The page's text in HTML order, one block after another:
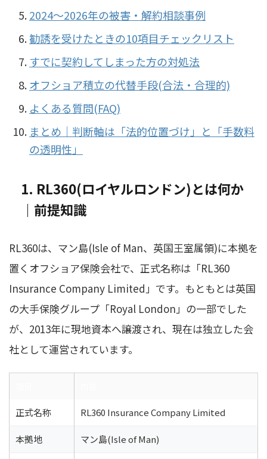
2024〜2026年の被害・解約相談事例
勧誘を受けたときの10項目チェックリスト
すでに契約してしまった方の対処法
オフショア積立の代替手段(合法・合理的)
よくある質問(FAQ)
まとめ｜判断軸は「法的位置づけ」と「手数料
の透明性」
1. RL360(ロイヤルロンドン)とは何か
｜前提知識
RL360は、マン島(Isle of Man、英国王室属領)に本拠を
置くオフショア保険会社で、正式名称は「RL360
Insurance Company Limited」です。もともとは英国
の大手保険グループ「Royal London」の一部でした
が、2013年に現地資本へ譲渡され、現在は独立した会
社として運営されています。
正式名称 RL360 Insurance Company Limited
本拠地 マン島(Isle of Man)